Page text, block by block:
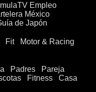
Empleo
México
de Japón
Fit
Motor & Racing
Padres
Pareja
Fitness
Casa